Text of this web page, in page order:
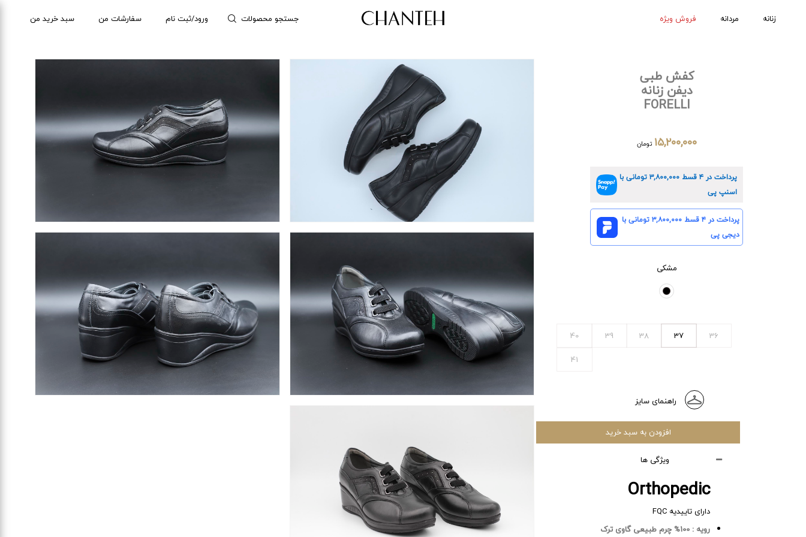
زنانه مردانه فروش ویژه سبد خرید من سفارشات من ورود/ثبت نام جستجو محصولات
کفش طبی
دیفن زنانه
FORELLI
۱۵,۲۰۰,۰۰۰ تومان
پرداخت در ۴ قسط ۳,۸۰۰,۰۰۰تومانی با
اسنپ پی
پرداخت در ۴ قسط ۳,۸۰۰,۰۰۰تومانی با
دیجی پی
مشکی
36
37
38
39
40
41
راهنمای سایز
افزودن به سبد خرید
ویژگی ها
Orthopedic
دارای تاییدیه FQC
رویه : 100% چرم طبیعی گاوی ترک